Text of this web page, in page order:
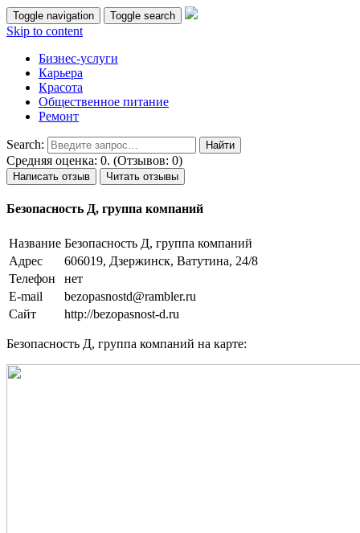
Toggle navigation Toggle search
Skip to content
Бизнес-услуги
Карьера
Красота
Общественное питание
Ремонт
Search:
Средняя оценка: 0. (Отзывов: 0)
Написать отзыв Читать отзывы
Безопасность Д, группа компаний
Название Безопасность Д, группа компаний
Адрес
606019, Дзержинск, Ватутина, 24/8
Телефон
нет
E-mail
bezopasnostd@rambler.ru
Сайт
http://bezopasnost-d.ru
Безопасность Д, группа компаний на карте: